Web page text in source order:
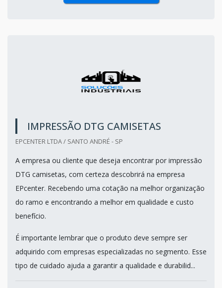
IMPRESSÃO DTG CAMISETAS
EPCENTER LTDA / SANTO ANDRÉ - SP
A empresa ou cliente que deseja encontrar por impressão
DTG camisetas, com certeza descobrirá na empresa
EPcenter. Recebendo uma cotação na melhor organização
do ramo e encontrando a melhor em qualidade e custo
benefício.
É importante lembrar que o produto deve sempre ser
adquirido com empresas especializadas no segmento. Esse
tipo de cuidado ajuda a garantir a qualidade e durabilid...